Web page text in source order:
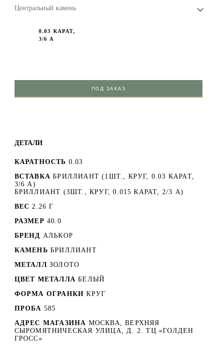
Центральный камень
0.03 КАРАТ,
3/6 А
ПОД ЗАКАЗ
ДЕТАЛИ
КАРАТНОСТЬ 0.03
ВСТАВКА БРИЛЛИАНТ (1ШТ., КРУГ, 0.03 КАРАТ,
3/6 А)
БРИЛЛИАНТ (3ШТ., КРУГ, 0.015 КАРАТ, 2/3 А)
ВЕС 2.26 Г
РАЗМЕР 40.0
БРЕНД АЛЬКОР
КАМЕНЬ БРИЛЛИАНТ
МЕТАЛЛ ЗОЛОТО
ЦВЕТ МЕТАЛЛА БЕЛЫЙ
ФОРМА ОГРАНКИ КРУГ
ПРОБА 585
АДРЕС МАГАЗИНА МОСКВА, ВЕРХНЯЯ
СЫРОМЯТНИЧЕСКАЯ УЛИЦА, Д. 2. ТЦ «ГОЛДЕН
ГРОСС»